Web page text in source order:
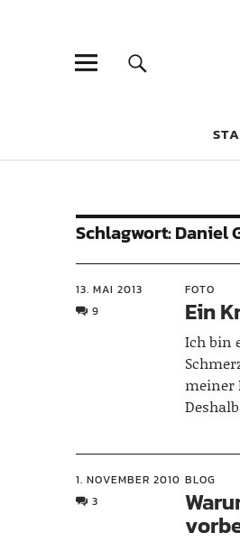
Schlagwort:Daniel
13. MAI 2013
9
FOTO
Ein
Ich bin
meiner
1. NOVEMBER 2010
3
BLOG